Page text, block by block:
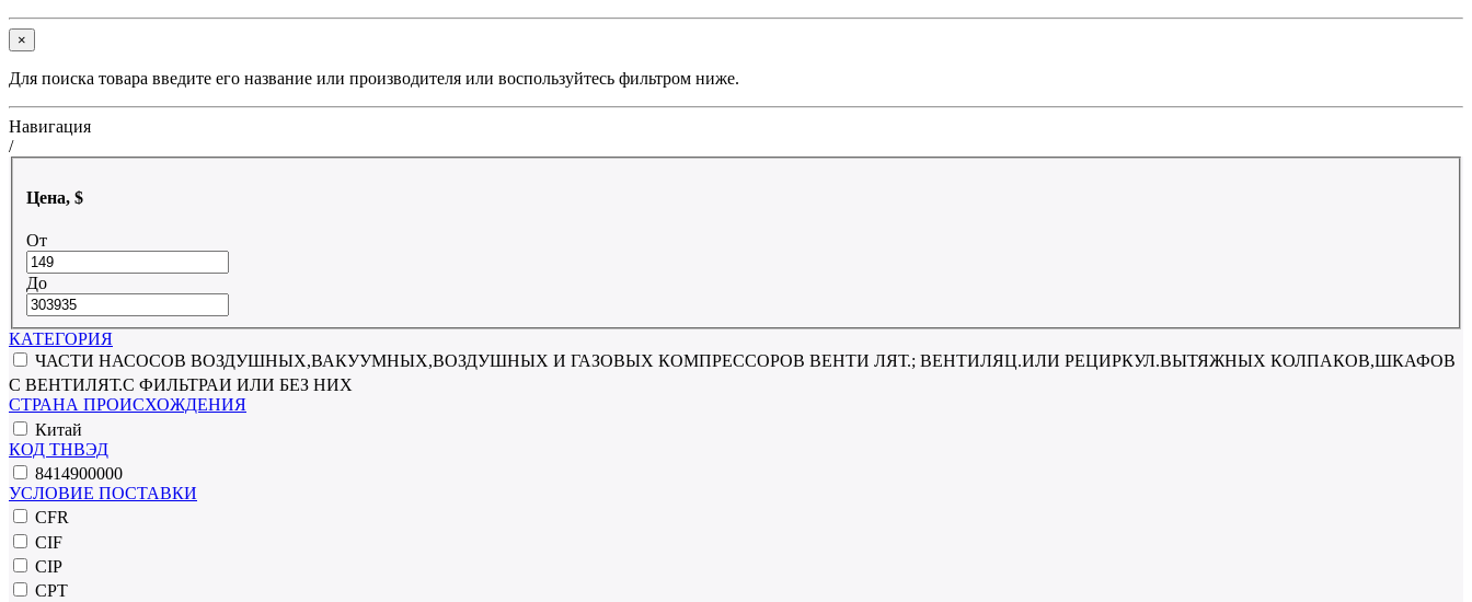
×
Для поиска товара введите его название или производителя или воспользуйтесь фильтром ниже.
Навигация
/
Цена, $
От
До
КАТЕГОРИЯ
ЧАСТИ НАСОСОВ ВОЗДУШНЫХ,ВАКУУМНЫХ,ВОЗДУШНЫХ И ГАЗОВЫХ КОМПРЕССОРОВ ВЕНТИ ЛЯТ.; ВЕНТИЛЯЦ.ИЛИ РЕЦИРКУЛ.ВЫТЯЖНЫХ КОЛПАКОВ,ШКАФОВ
С ВЕНТИЛЯТ.С ФИЛЬТРАИ ИЛИ БЕЗ НИХ
СТРАНА ПРОИСХОЖДЕНИЯ
Китай
КОД ТНВЭД
8414900000
УСЛОВИЕ ПОСТАВКИ
CFR
CIF
CIP
CPT